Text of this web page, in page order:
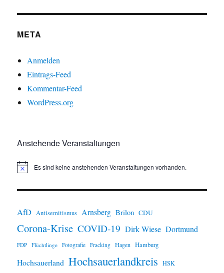
META
Anmelden
Eintrags-Feed
Kommentar-Feed
WordPress.org
Anstehende Veranstaltungen
H
Es sind keine anstehenden Veranstaltungen vorhanden.
AfD Antisemitismus Arnsberg Brilon CDU
Corona-Krise COVID-19 Dirk Wiese Dortmund
FDP Flüchtlinge Fotografie Fracking Hagen Hamburg
Hochsauerland Hochsauerlandkreis HSK